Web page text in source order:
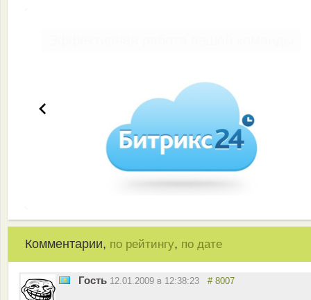
Комментарии, по рейтингу, по дате
Гость 12.01.2009 в 12:38:23 # 8007